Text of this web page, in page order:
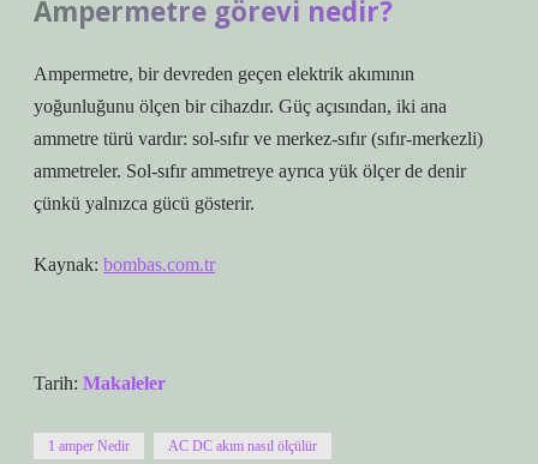
Ampermetre görevi nedir?
Ampermetre, bir devreden geçen elektrik akımının
yoğunluğunu ölçen bir cihazdır. Güç açısından, iki ana
ammetre türü vardır: sol-sıfır ve merkez-sıfır (sıfır-merkezli)
ammetreler. Sol-sıfır ammetreye ayrıca yük ölçer de denir
çünkü yalnızca gücü gösterir.
Kaynak: bombas.com.tr
Tarih: Makaleler
1 amper Nedir AC DC akım nasıl ölçülür